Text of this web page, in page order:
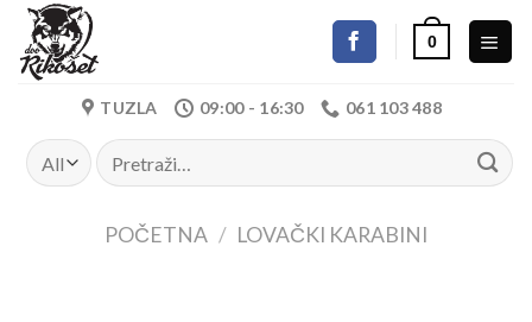
Skip
content
0
TUZLA 09:00 - 16:30 061 103 488
Pretraži:
POČETNA / LOVAČKI KARABINI